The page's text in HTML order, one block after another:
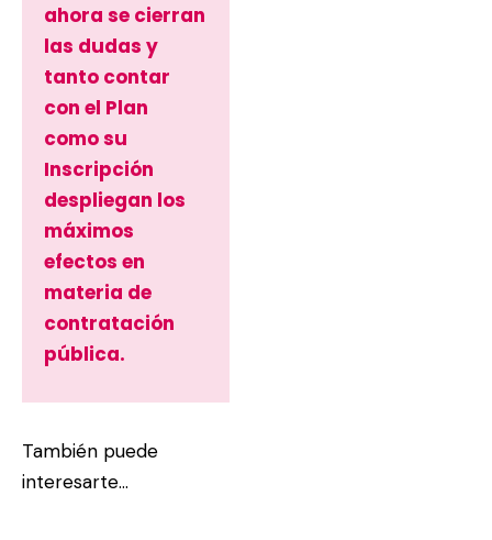
ahora se cierran
las dudas y
tanto contar
con el Plan
como su
Inscripción
despliegan los
máximos
efectos en
materia de
contratación
pública.
También puede
interesarte…